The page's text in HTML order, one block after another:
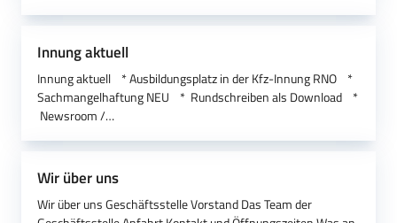
Innung aktuell
Innung aktuell * Ausbildungsplatz in der Kfz-Innung RNO *
Sachmangelhaftung NEU * Rundschreiben als Download *
Newsroom /…
Wir über uns
Wir über uns Geschäftsstelle Vorstand Das Team der